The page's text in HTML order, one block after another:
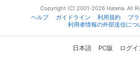
Copyright (C) 2001-2026 Hatena. All
ヘルプ
ガイドライン 利用規約
プ
利用者情報の外部送信につ
日本語 PC版 ログイ